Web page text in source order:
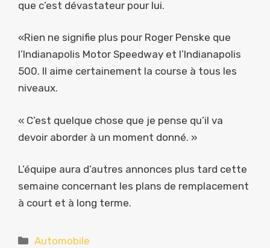
que c’est dévastateur pour lui.
«Rien ne signifie plus pour Roger Penske que
l’Indianapolis Motor Speedway et l’Indianapolis
500. Il aime certainement la course à tous les
niveaux.
« C’est quelque chose que je pense qu’il va
devoir aborder à un moment donné. »
L’équipe aura d’autres annonces plus tard cette
semaine concernant les plans de remplacement
à court et à long terme.
Catégories
Automobile